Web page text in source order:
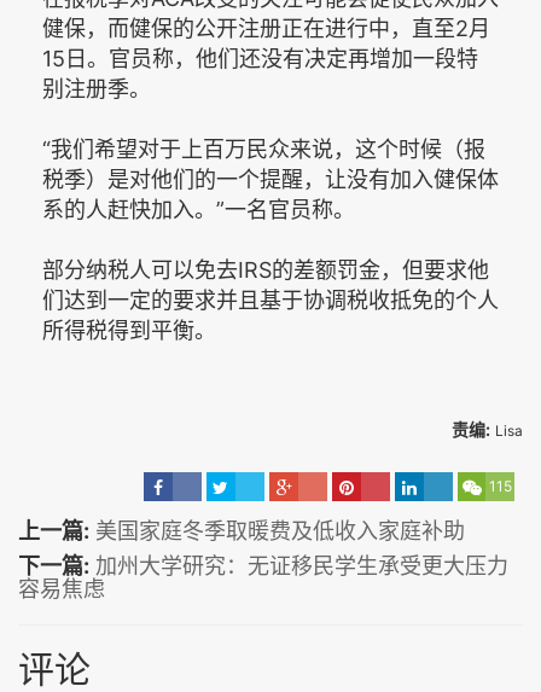
健保，而健保的公开注册正在进行中，直至2月
15日。官员称，他们还没有决定再增加一段特
别注册季。
“我们希望对于上百万民众来说，这个时候（报
税季）是对他们的一个提醒，让没有加入健保体
系的人赶快加入。”一名官员称。
部分纳税人可以免去IRS的差额罚金，但要求他
们达到一定的要求并且基于协调税收抵免的个人
所得税得到平衡。
责编: Lisa
115
上一篇: 美国家庭冬季取暖费及低收入家庭补助
下一篇: 加州大学研究：无证移民学生承受更大压力
容易焦虑
评论